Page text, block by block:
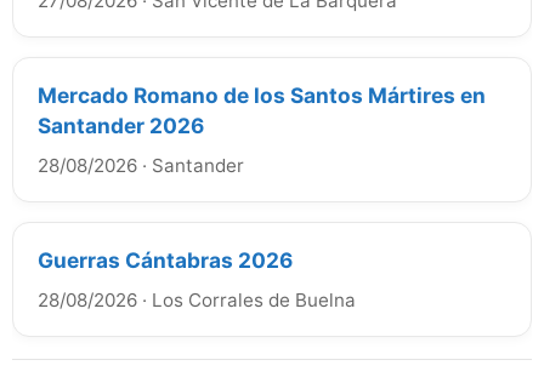
Mercado Romano de los Santos Mártires en
Santander 2026
28/08/2026 · Santander
Guerras Cántabras 2026
28/08/2026 · Los Corrales de Buelna